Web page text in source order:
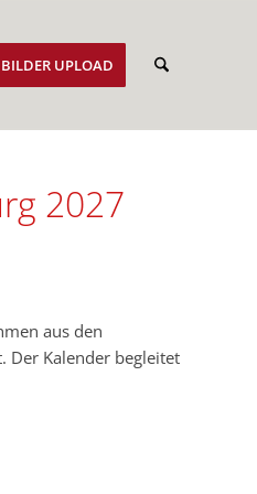
BILDER UPLOAD
2027
aus den
Der Kalender begleitet